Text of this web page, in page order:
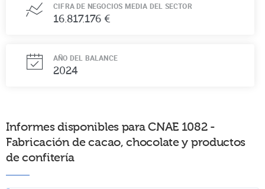
CIFRA DE NEGOCIOS MEDIA DEL SECTOR
16.817.176 €
AÑO DEL BALANCE
2024
Informes disponibles para CNAE 1082 -
Fabricación de cacao, chocolate y productos
de confitería